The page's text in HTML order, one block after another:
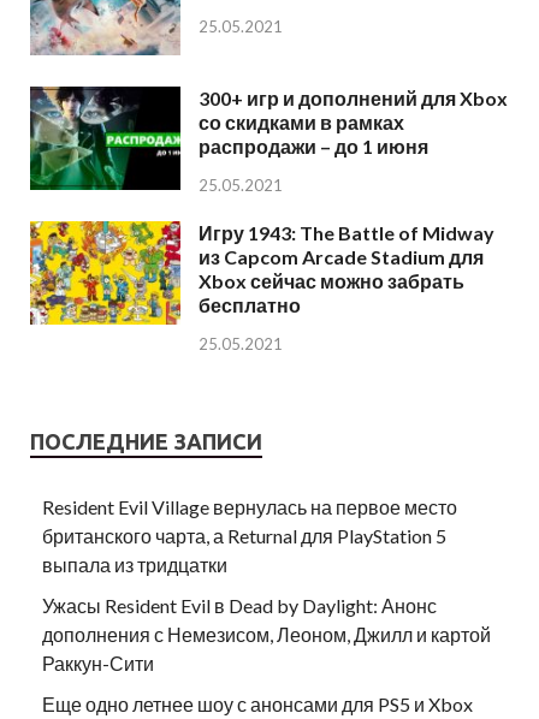
25.05.2021
300+ игр и дополнений для Xbox
со скидками в рамках
распродажи – до 1 июня
25.05.2021
Игру 1943: The Battle of Midway
из Capcom Arcade Stadium для
Xbox сейчас можно забрать
бесплатно
25.05.2021
ПОСЛЕДНИЕ ЗАПИСИ
Resident Evil Village вернулась на первое место
британского чарта, а Returnal для PlayStation 5
выпала из тридцатки
Ужасы Resident Evil в Dead by Daylight: Анонс
дополнения с Немезисом, Леоном, Джилл и картой
Раккун-Сити
Еще одно летнее шоу с анонсами для PS5 и Xbox